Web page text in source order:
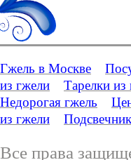
Гжель в Москве
из гжели
Тарелки из
Недорогая гжель
из гжели
Все права